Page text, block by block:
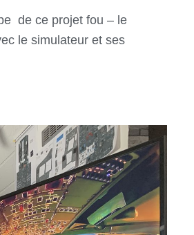
de ce projet fou – le
le simulateur et ses